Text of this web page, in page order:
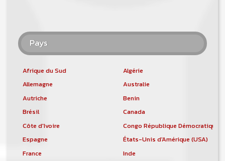
Pays
Afrique du Sud
Algérie
Allemagne
Australie
Autriche
Benin
Brésil
Canada
Côte d'Ivoire
Congo République Démocratique
Espagne
États-Unis d'Amérique (USA)
France
Inde